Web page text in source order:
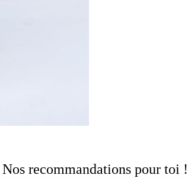
Nos recommandations pour toi !
Bienvenue chez Folia Design!